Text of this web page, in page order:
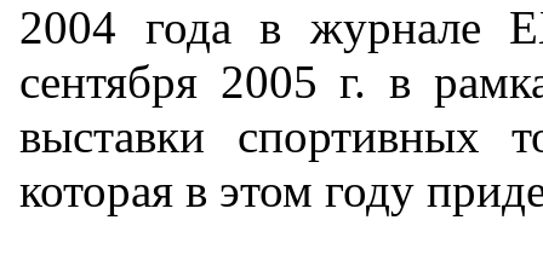
2004 года в журнале
сентября 2005 г. в
выставки спортивных
которая в этом году